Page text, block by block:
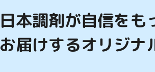
日本調剤が自信をも
お届けするオリジナ